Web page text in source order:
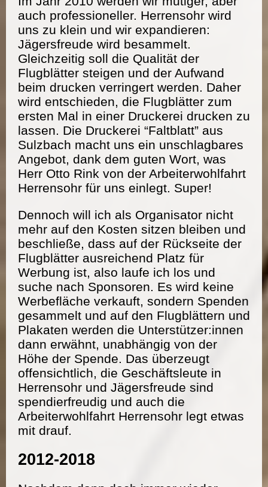
auch professioneller. Herrensohr wird
uns zu klein und wir expandieren:
Jägersfreude wird besammelt.
Gleichzeitig soll die Qualität der
Flugblätter steigen und der Aufwand
beim drucken verringert werden. Daher
wird entschieden, die Flugblätter zum
ersten Mal in einer Druckerei drucken zu
lassen. Die Druckerei “Faltblatt” aus
Sulzbach macht uns ein unschlagbares
Angebot, dank dem guten Wort, was
Herr Otto Rink von der Arbeiterwohlfahrt
Herrensohr für uns einlegt. Super!
Dennoch will ich als Organisator nicht
mehr auf den Kosten sitzen bleiben und
beschließe, dass auf der Rückseite der
Flugblätter ausreichend Platz für
Werbung ist, also laufe ich los und
suche nach Sponsoren. Es wird keine
Werbefläche verkauft, sondern Spenden
gesammelt und auf den Flugblättern und
Plakaten werden die Unterstützer:innen
dann erwähnt, unabhängig von der
Höhe der Spende. Das überzeugt
offensichtlich, die Geschäftsleute in
Herrensohr und Jägersfreude sind
spendierfreudig und auch die
Arbeiterwohlfahrt Herrensohr legt etwas
mit drauf.
2012-2018